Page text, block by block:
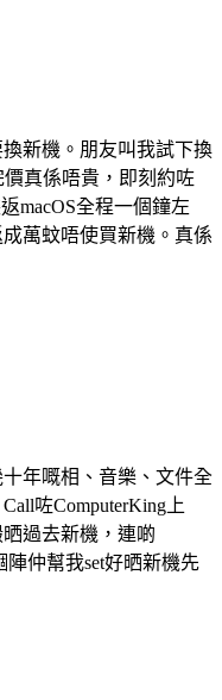
新機。朋友叫我試下換
價真係唔貴，即刻約咗
macOS全程一個鐘左
萬蚊唔使買新機。真係
年嘅相、音樂、文件全
咗ComputerKing上
過去新機，連啲
陣仲幫我set好晒新機先